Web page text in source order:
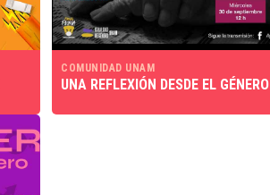
COMUNIDAD UNAM
UNA REFLEXIÓN DESDE EL GÉNERO